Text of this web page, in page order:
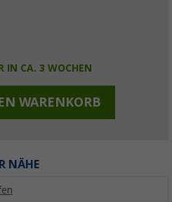
IN CA. 3 WOCHEN
WARENKORB
NÄHE